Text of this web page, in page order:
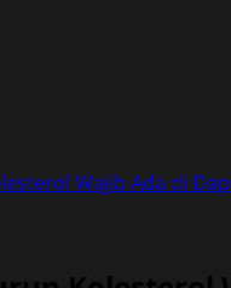
Wajib Ada di